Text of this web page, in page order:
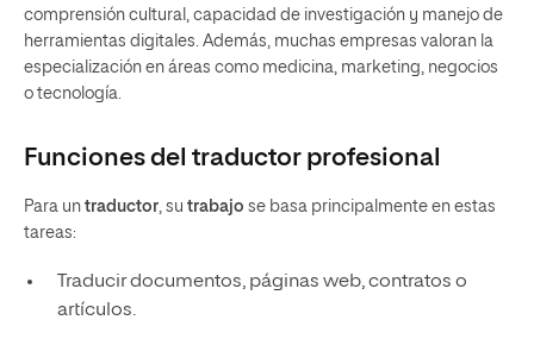
comprensión cultural, capacidad de investigación y manejo de
herramientas digitales. Además, muchas empresas valoran la
especialización en áreas como medicina, marketing, negocios
o tecnología.
Funciones del traductor profesional
Para un traductor , su trabajo se basa principalmente en estas
tareas:
Traducir documentos, páginas web, contratos o
artículos.